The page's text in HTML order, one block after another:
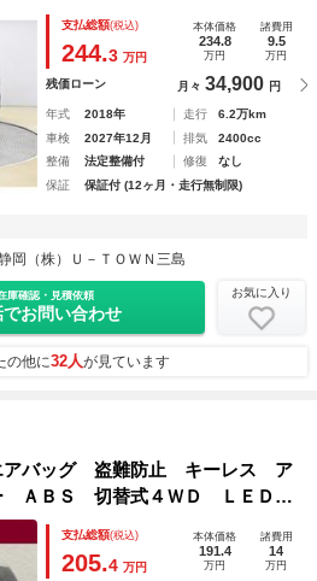
Ｖ電源 メモリーナビ 後席モニタ
フルセグ ＤＶＤ再生 ＣＤ ス
支払総額(税込)
244.3 万円
本体価格
234.8
万円
諸費用
9.5
万円
残価ローン 月々 34,900 円
年式 2018年 走行
6.2万km
車検
2027年12月 排気
2400cc
整備
法定整備付 修復
なし
保証
保証付 (12ヶ月・走行無制限)
岡（株）Ｕ－ＴＯＷＮ三島
庫確認・見積依頼
お問い合わせ
お気に入り
の他に32人が見ています
バッグ 盗難防止 キーレス ア
ＡＢＳ 切替式４ＷＤ ＬＥＤヘ
スマートキー＆プッシュスター
再生 クルーズコントロール
支払総額(税込)
205.4 万円
本体価格
191.4
万円
諸費用
14
万円